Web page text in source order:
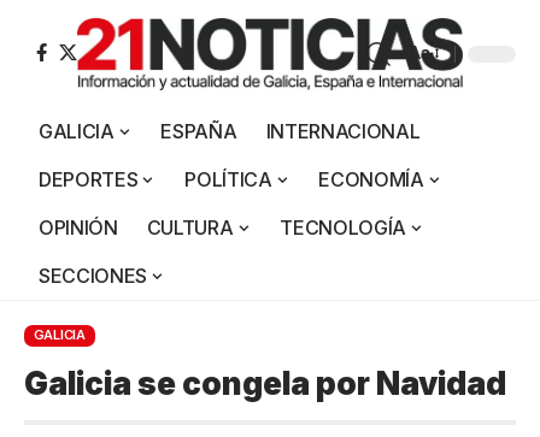
Aa
GALICIA ESPAÑA
INTERNACIONAL
DEPORTES
POLÍTICA
ECONOMÍA
OPINIÓN
CULTURA
TECNOLOGÍA
SECCIONES
GALICIA
Galicia se congela por Navidad